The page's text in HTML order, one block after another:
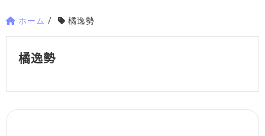
ホーム / 橘逸勢
橘逸勢